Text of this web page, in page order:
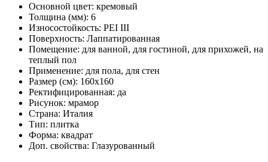
Основной цвет: кремовый
Толщина (мм): 6
Износостойкость: PEI III
Поверхность: Лаппатированная
Помещение: для ванной, для гостиной, для прихожей, на
теплый пол
Применение: для пола, для стен
Размер (см): 160x160
Ректифицированная: да
Рисунок: мрамор
Страна: Италия
Тип: плитка
Форма: квадрат
Доп. свойства: Глазурованный